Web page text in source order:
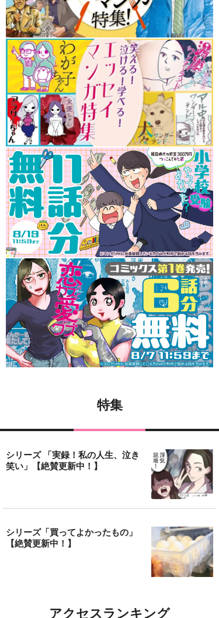
特集
シリーズ 「実録！私の人生、泣き
笑い」【絶賛更新中！】
シリーズ「買ってよかったもの」
【絶賛更新中！】
アクセスランキング